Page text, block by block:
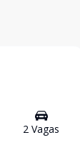
2 Vagas